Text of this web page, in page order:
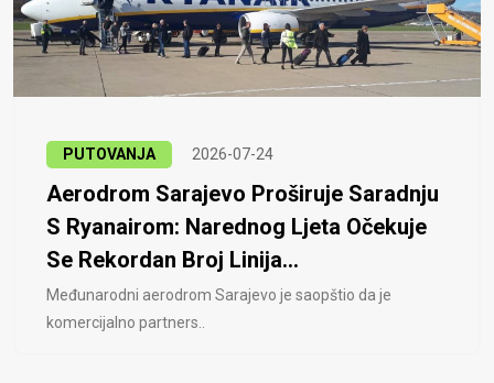
PUTOVANJA 2026-07-24
Aerodrom Sarajevo Proširuje Saradnju
S Ryanairom: Narednog Ljeta Očekuje
Se Rekordan Broj Linija...
Međunarodni aerodrom Sarajevo je saopštio da je
komercijalno partners..